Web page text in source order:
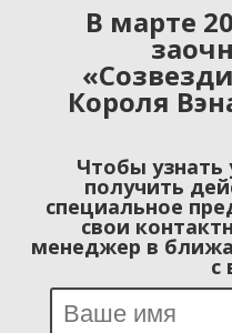
В марте
Короля
Чтобы узнать
получить
специальное
свои
менеджер в
с